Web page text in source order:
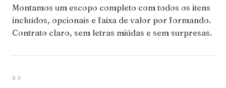
Montamos um escopo completo com todos os itens
incluídos, opcionais e faixa de valor por formando.
Contrato claro, sem letras miúdas e sem surpresas.
03